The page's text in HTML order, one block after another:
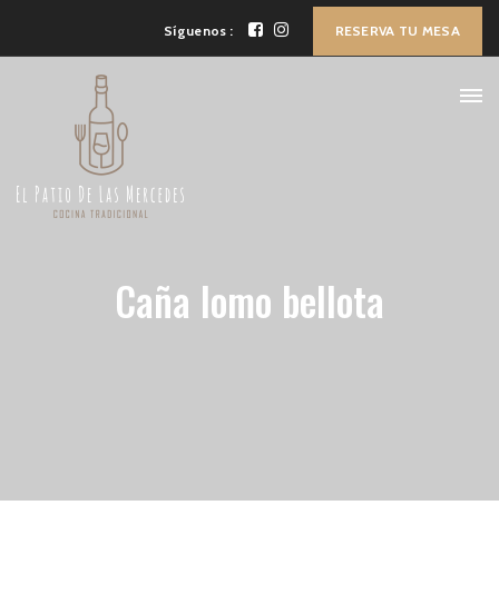
Síguenos : RESERVA TU MESA
Caña lomo bellota